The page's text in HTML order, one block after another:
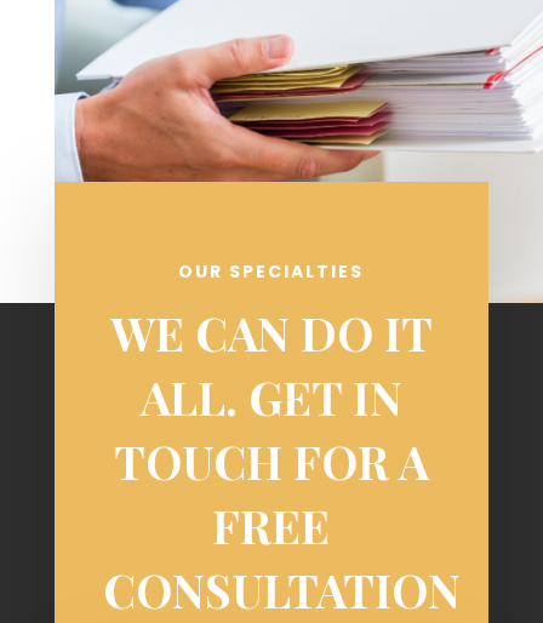
OUR SPECIALTIES
WE CAN DO IT
ALL. GET IN
TOUCH FOR A
FREE
CONSULTATION